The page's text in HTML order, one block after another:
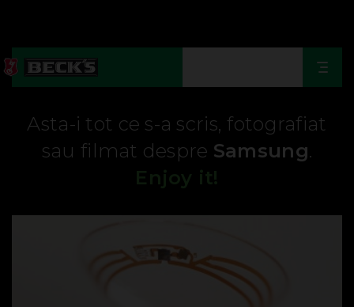
Asta-i tot ce s-a scris, fotografiat
sau filmat despre Samsung.
Enjoy it!